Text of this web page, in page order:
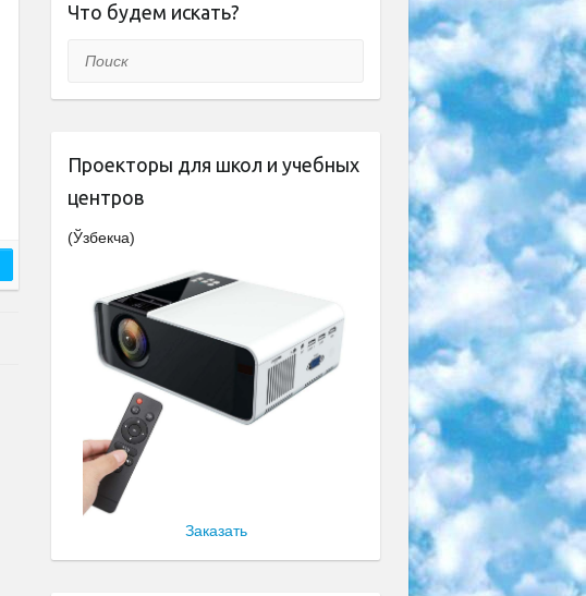
Что будем искать?
Поиск
Проекторы для школ и учебных
центров
(Ўзбекча)
Заказать